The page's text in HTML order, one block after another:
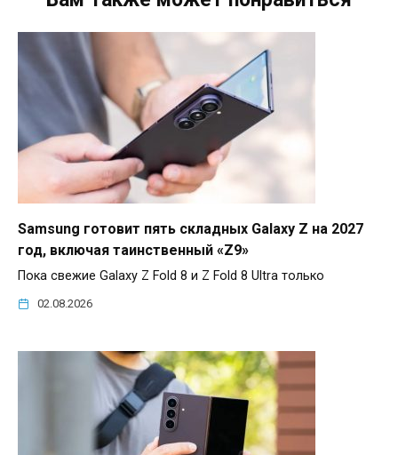
Samsung готовит пять складных Galaxy Z на 2027
год, включая таинственный «Z9»
Пока свежие Galaxy Z Fold 8 и Z Fold 8 Ultra только
02.08.2026